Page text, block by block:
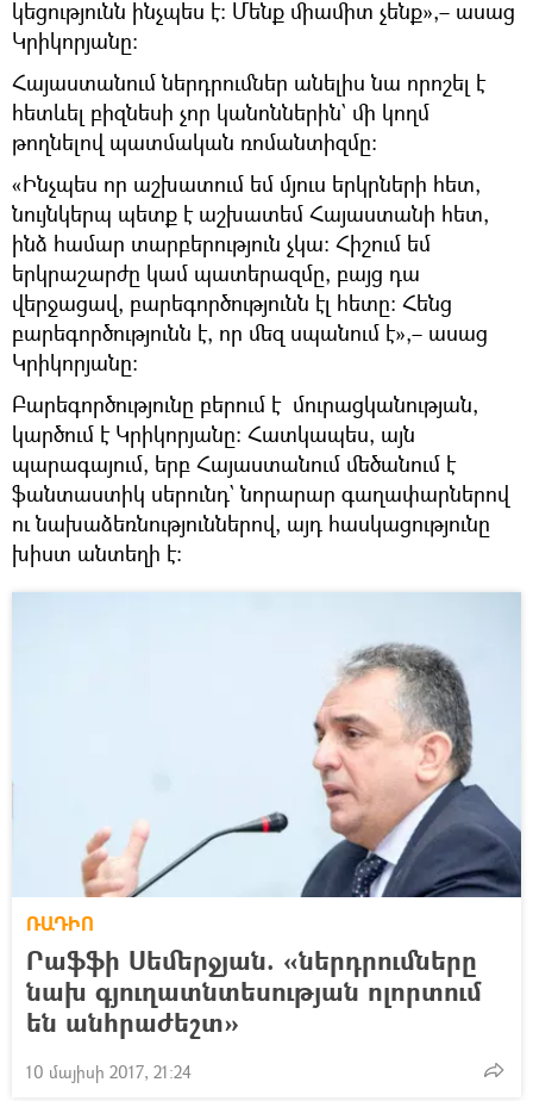
կեցությունն ինչպես է։ Մենք միամիտ չենք»,– ասաց
Կրիկորյանը։
Հայաստանում ներդրումներ անելիս նա որոշել է
հետևել բիզնեսի չոր կանոններին` մի կողմ
թողնելով պատմական ռոմանտիզմը։
«Ինչպես որ աշխատում եմ մյուս երկրների հետ,
նույնկերպ պետք է աշխատեմ Հայաստանի հետ,
ինձ համար տարբերություն չկա։ Հիշում եմ
երկրաշարժը կամ պատերազմը, բայց դա
վերջացավ, բարեգործությունն էլ հետը։ Հենց
բարեգործությունն է, որ մեզ սպանում է»,– ասաց
Կրիկորյանը։
Բարեգործությունը բերում է մուրացկանության,
կարծում է Կրիկորյանը։ Հատկապես, այն
պարագայում, երբ Հայաստանում մեծանում է
ֆանտաստիկ սերունդ` նորարար գաղափարներով
ու նախաձեռնություններով, այդ հասկացությունը
խիստ անտեղի է։
ՌԱԴԻՈ
Րաֆֆի Սեմերջյան. «ներդրումները
նախ գյուղատնտեսության ոլորտում
են անհրաժեշտ»
10 մայիսի 2017, 21:24